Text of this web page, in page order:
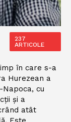
237
ARTICOLE
în care s-a
Hurezean a
cu
și a
atât